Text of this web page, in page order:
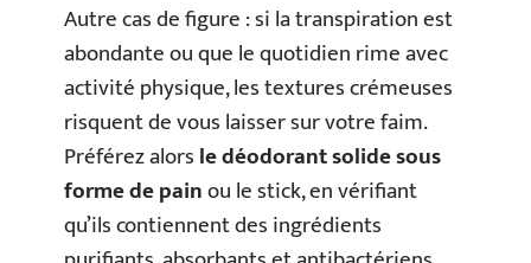
Autre cas de figure : si la transpiration est
abondante ou que le quotidien rime avec
activité physique, les textures crémeuses
risquent de vous laisser sur votre faim.
Préférez alorsle déodorant solide sous
forme de painou le stick, en vérifiant
qu’ils contiennent des ingrédients